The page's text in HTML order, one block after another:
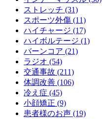
ストレッチ (31)
スポーツ外傷 (11)
ハイチャージ (17)
ハイボルテージ (1)
バーンコア (21)
ラジオ (54)
交通事故 (211)
体調改善 (106)
冷え症 (45)
小顔矯正 (9)
患者様のお声 (19)